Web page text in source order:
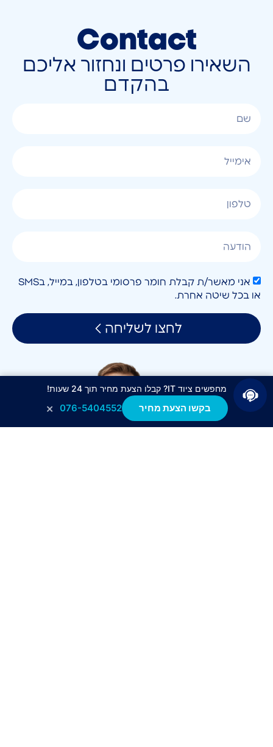
Contact
השאירו פרטים ונחזור אליכם
בהקדם
אני מאשר/ת קבלת חומר פרסומי בטלפון, במייל, בSMS
או בכל שיטה אחרת.
לחצו לשליחה
מחפשים ציוד IT? קבלו הצעת מחיר תוך 24 שעות!
בקשו הצעת מחיר 076-5404552
×